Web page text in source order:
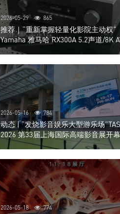
2026-05-29 865
推荐｜“重新掌握轻量化影院主动权”
Yamaha 雅马哈 RX300A 5.2声道/8K
大器
2026-05-16 784
动态 | “发烧影音娱乐大型游乐场
2026 第33届上海国际高端影音展开
2026-05-18 774